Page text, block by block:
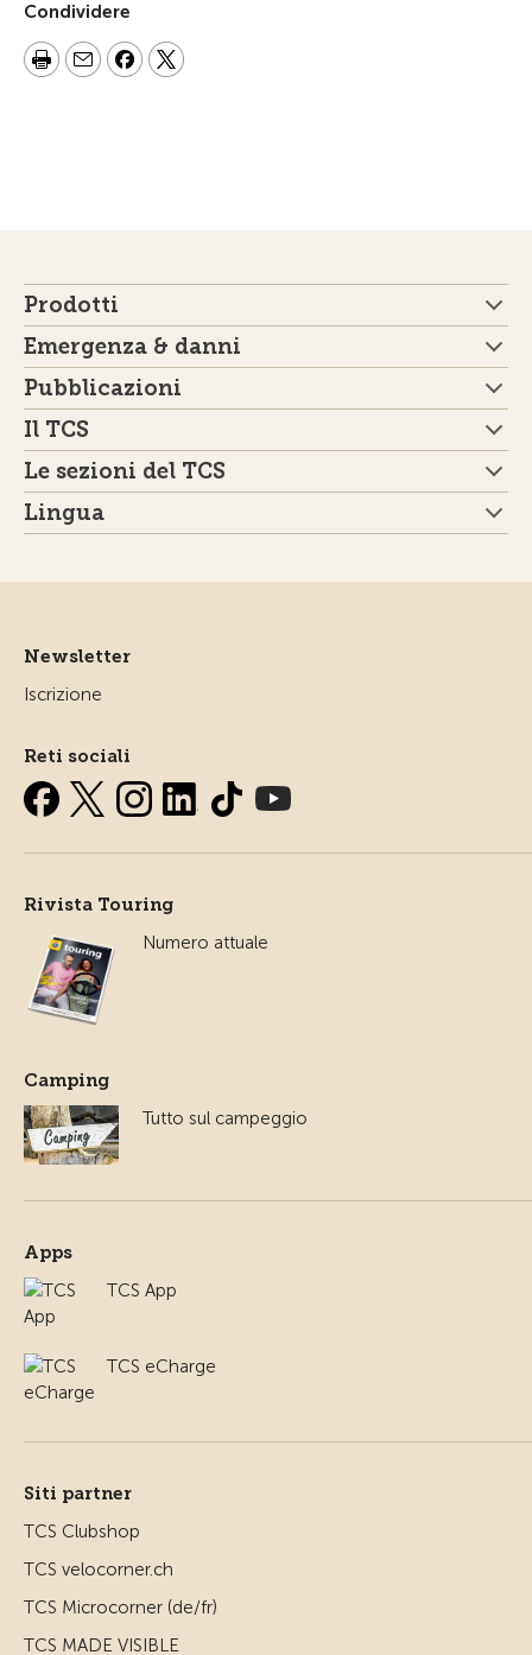
Condividere
Prodotti
Emergenza & danni
Pubblicazioni
Il TCS
Le sezioni del TCS
Lingua
Newsletter
Iscrizione
Reti sociali
Rivista Touring
Numero attuale
Camping
Tutto sul campeggio
Apps
TCS App
TCS eCharge
Siti partner
TCS Clubshop
TCS velocorner.ch
TCS Microcorner (de/fr)
TCS MADE VISIBLE